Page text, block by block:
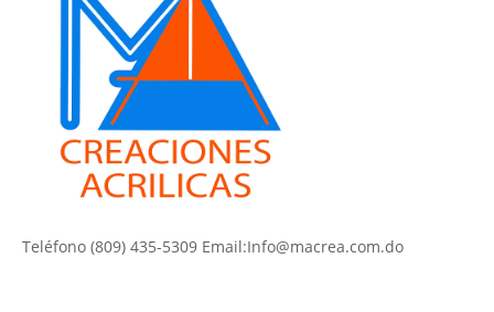
Teléfono (809) 435-5309 Email:Info@macrea.com.do